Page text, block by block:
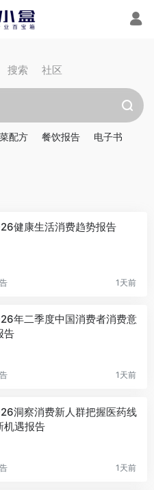
搜索 社区
配方 餐饮报告 电子书
健康生活消费趋势报告
1天前
年二季度中国消费者消费意
告
1天前
洞察消费新人群把握医药线
机遇报告
1天前